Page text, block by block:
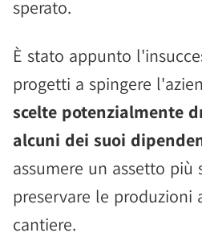
sperato.
È stato appunto
progetti a spingere
scelte potenzialmente
alcuni dei suoi
assumere un assetto più
preservare le produzioni
cantiere.